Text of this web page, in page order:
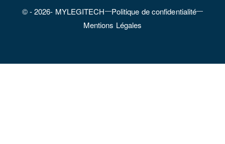
© - 2026- MYLEGITECH
Politique de confidentialité
Mentions Légales